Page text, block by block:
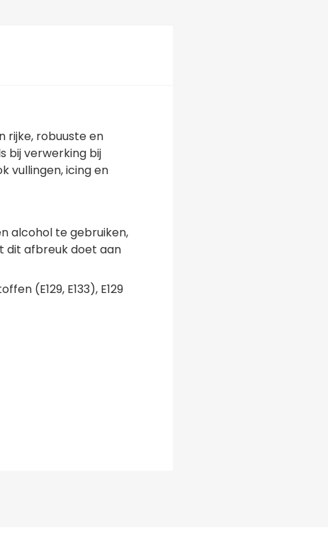
rijke, robuuste en
bij verwerking bij
vullingen, icing en
alcohol te gebruiken,
dit afbreuk doet aan
(E129, E133), E129